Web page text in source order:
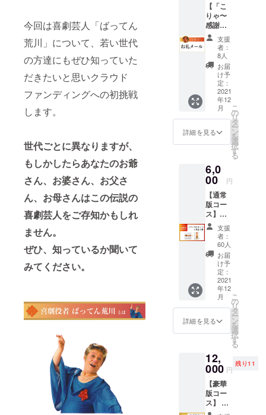
今回は喜劇芸人「ばってん
荒川」について、若い世代
の方達にもぜひ知っていた
だきたいと思いクラウド
ファンディングへの初挑戦
します。
世代ごとに異なりますが、
もしかしたらあなたのお爺
さん、お婆さん、お父さ
ん、お母さんはこの伝説の
喜劇芸人をご存知かもしれ
ません。
ぜひ、知っているか聞いて
みてください。
【「こ
りゃ〜
感謝ば
い！」
ばって
ん荒川
特別
CD・雑
誌制作
を応援
した
い！】
株式会
社沢柳
企画、
お礼の
メール
を送ら
せてい
ただき
ます。
支援
者：
8人
お届
け予
定：
2021
年12
月
詳細を見る
こ
の
リ
タ
ー
ン
を
選
択
す
る
6,0
00 円
【通常
版コー
ス】
ばって
ん荒川
が令和
に蘇
る！特
別CDと
雑誌で
「ピ
ラっと
笑いん
しゃ
い！」
組(1
セット)
・特別
雑誌(1
冊) を
セット
支援
者：
60人
お届
け予
定：
2021
年12
月
詳細を見る
こ
の
リ
タ
ー
ン
を
選
択
す
る
12,
000 円
残り11
【豪華
版コー
ス】 通
常版を